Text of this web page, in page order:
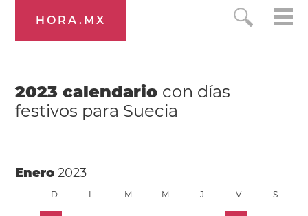
HORA.MX
2023 calendario con días
festivos para Suecia
Enero2023
D L M M J V S